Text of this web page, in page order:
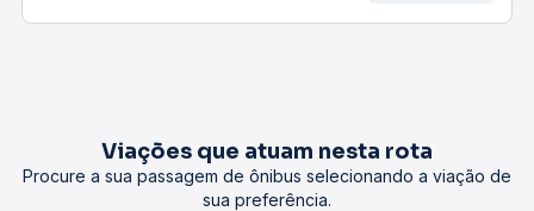
Viações que atuam nesta rota
Procure a sua passagem de ônibus selecionando a viação de
sua preferência.